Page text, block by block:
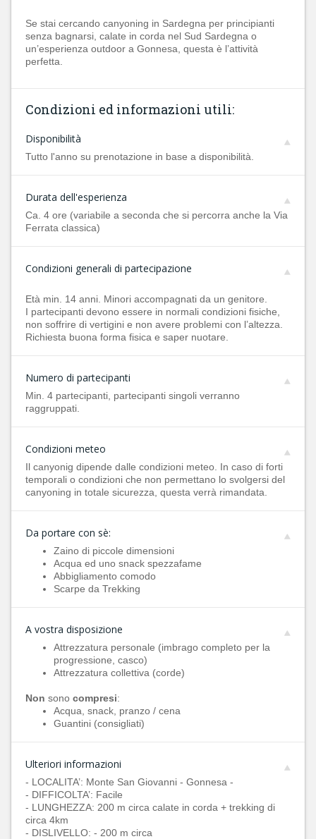
Se stai cercando canyoning in Sardegna per principianti
senza bagnarsi, calate in corda nel Sud Sardegna o
un’esperienza outdoor a Gonnesa, questa è l’attività
perfetta.
Condizioni ed informazioni utili:
Disponibilità
Tutto l'anno su prenotazione in base a disponibilità.
Durata dell'esperienza
Ca. 4 ore (variabile a seconda che si percorra anche la Via
Ferrata classica)
Condizioni generali di partecipazione
Età min. 14 anni. Minori accompagnati da un genitore.
I partecipanti devono essere in normali condizioni fisiche,
non soffrire di vertigini e non avere problemi con l’altezza.
Richiesta buona forma fisica e saper nuotare.
Numero di partecipanti
Min. 4 partecipanti, partecipanti singoli verranno
raggruppati.
Condizioni meteo
Il canyonig dipende dalle condizioni meteo. In caso di forti
temporali o condizioni che non permettano lo svolgersi del
canyoning in totale sicurezza, questa verrà rimandata.
Da portare con sè:
Zaino di piccole dimensioni
Acqua ed uno snack spezzafame
Abbigliamento comodo
Scarpe da Trekking
A vostra disposizione
Attrezzatura personale (imbrago completo per la
progressione, casco)
Attrezzatura collettiva (corde)
Non sono compresi:
Acqua, snack, pranzo / cena
Guantini (consigliati)
Ulteriori informazioni
- LOCALITA’: Monte San Giovanni - Gonnesa -
- DIFFICOLTA’: Facile
- LUNGHEZZA: 200 m circa calate in corda + trekking di
circa 4km
- DISLIVELLO: - 200 m circa